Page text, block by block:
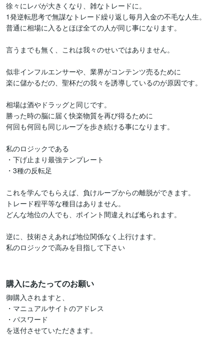
徐々にレバが大きくなり、雑なトレードに。
1発逆転思考で無謀なトレード繰り返し毎月入金の不毛な人生。
普通に相場に入るとほぼ全ての人が同じ事になります。
言うまでも無く、これは我々のせいではありません。
似非インフルエンサーや、業界がコンテンツ売るために
楽に儲かるだの、聖杯だの我々を誘導しているのが原因です。
相場は酒やドラッグと同じです。
勝った時の脳に届く快楽物質を再び得るために
何回も何回も同じループを歩き続ける事になります。
私のロジックである
・下げ止まり最強テンプレート
・3種の反転足
これを学んでもらえば、負けループからの離脱ができます。
トレード程平等な種目はありません。
どんな地位の人でも、ポイント間違えれば毟られます。
逆に、技術さえあれば地位関係なく上行けます。
私のロジックで高みを目指して下さい
購入にあたってのお願い
御購入されますと、
・マニュアルサイトのアドレス
・パスワード
を送付させていただきます。